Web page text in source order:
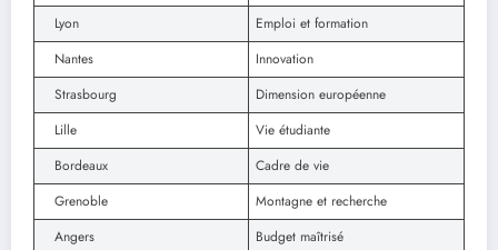
Lyon
Emploi et formation
Nantes
Innovation
Strasbourg
Dimension européenne
Lille
Vie étudiante
Bordeaux
Cadre de vie
Grenoble
Montagne et recherche
Angers
Budget maîtrisé